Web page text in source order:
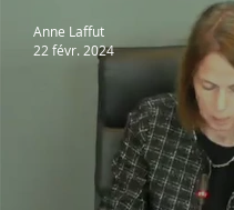
Anne Laffut
22 févr. 2024